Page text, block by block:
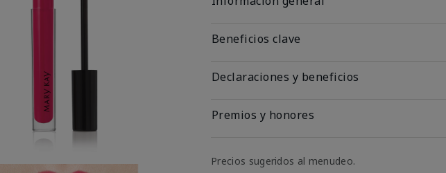
Beneficios clave
Declaraciones y beneficios
Premios y honores
Precios sugeridos al menudeo.